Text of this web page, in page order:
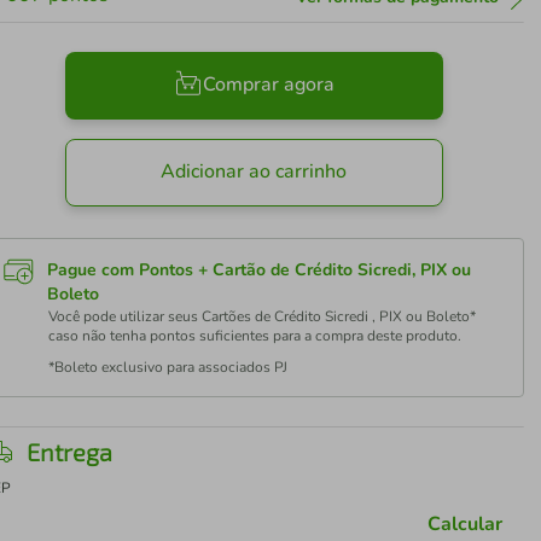
Comprar agora
Adicionar ao carrinho
Pague com Pontos + Cartão de Crédito Sicredi, PIX ou
Boleto
Você pode utilizar seus Cartões de Crédito Sicredi , PIX ou Boleto*
caso não tenha pontos suficientes para a compra deste produto.
*Boleto exclusivo para associados PJ
Entrega
Calcular